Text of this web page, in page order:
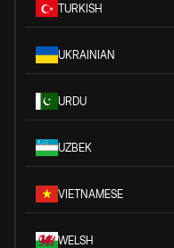
TURKISH
UKRAINIAN
URDU
UZBEK
VIETNAMESE
WELSH